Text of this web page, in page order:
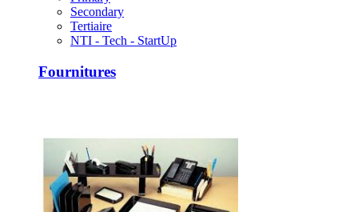
Secondary
Tertiaire
NTI - Tech - StartUp
Fournitures